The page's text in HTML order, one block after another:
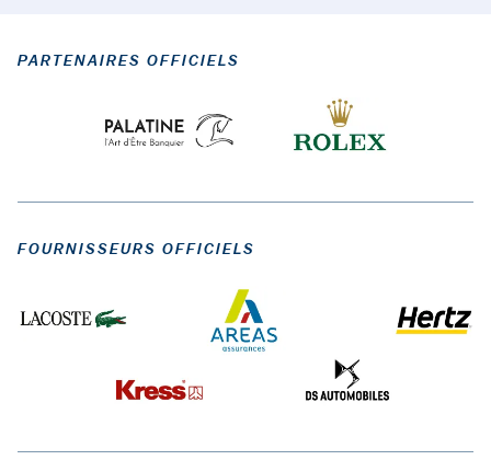
PARTENAIRES OFFICIELS
FOURNISSEURS OFFICIELS